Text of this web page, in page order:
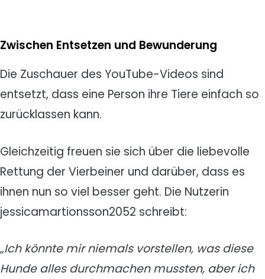
Zwischen Entsetzen und Bewunderung
Die Zuschauer des YouTube-Videos sind
entsetzt, dass eine Person ihre Tiere einfach so
zurücklassen kann.
Gleichzeitig freuen sie sich über die liebevolle
Rettung der Vierbeiner und darüber, dass es
ihnen nun so viel besser geht. Die Nutzerin
jessicamartionsson2052 schreibt:
„Ich könnte mir niemals vorstellen, was diese
Hunde alles durchmachen mussten, aber ich